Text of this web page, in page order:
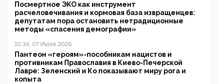
Посмертное ЭКО как инструмент
расчеловечивания и кормовая база извращенцев:
депутатам пора остановить нетрадиционные
методы «спасения демографии»
10:34, 07 Июля 2026
Пантеон «героям»-пособникам нацистов и
противникам Православия в Киево-Печерской
Лавре: Зеленский и Ко показывают миру рога и
копыта